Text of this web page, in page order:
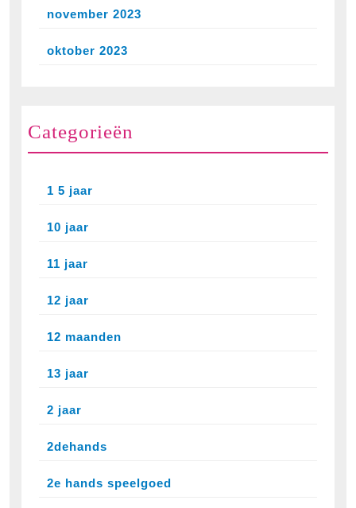
november 2023
oktober 2023
Categorieën
1 5 jaar
10 jaar
11 jaar
12 jaar
12 maanden
13 jaar
2 jaar
2dehands
2e hands speelgoed